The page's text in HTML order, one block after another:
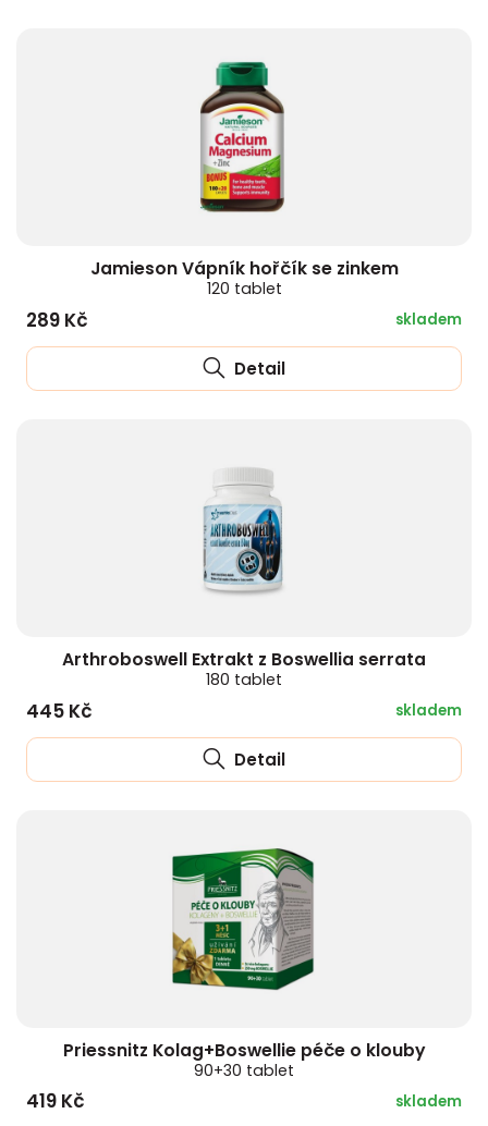
Jamieson Vápník hořčík se zinkem
120 tablet
289 Kč skladem
Detail
Arthroboswell Extrakt z Boswellia serrata
180 tablet
445 Kč skladem
Detail
Priessnitz Kolag+Boswellie péče o klouby
90+30 tablet
419 Kč skladem